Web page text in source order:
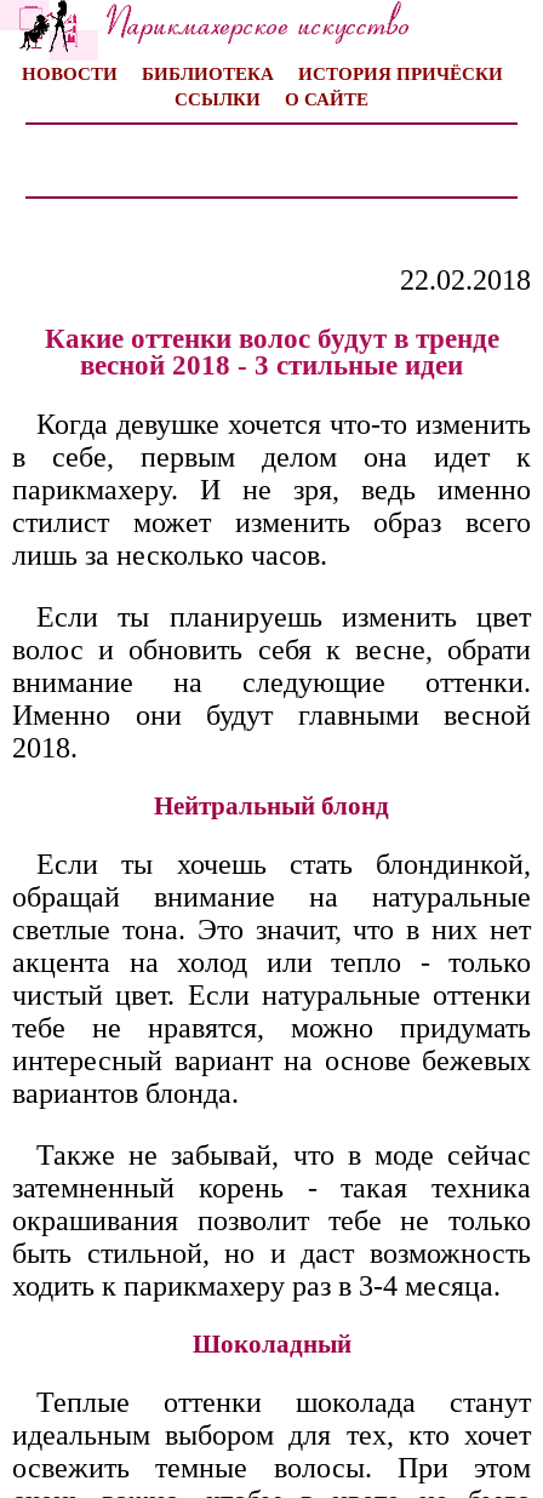
НОВОСТИ БИБЛИОТЕКА
ИСТОРИЯ ПРИЧЁСКИ
ССЫЛКИ
О САЙТЕ
22.02.2018
Какие оттенки волос будут в тренде
весной 2018 - 3 стильные идеи
Когда девушке хочется что-то изменить
в себе, первым делом она идет к
парикмахеру. И не зря, ведь именно
стилист может изменить образ всего
лишь за несколько часов.
Если ты планируешь изменить цвет
волос и обновить себя к весне, обрати
внимание на следующие оттенки.
Именно они будут главными весной
2018.
Нейтральный блонд
Если ты хочешь стать блондинкой,
обращай внимание на натуральные
светлые тона. Это значит, что в них нет
акцента на холод или тепло - только
чистый цвет. Если натуральные оттенки
тебе не нравятся, можно придумать
интересный вариант на основе бежевых
вариантов блонда.
Также не забывай, что в моде сейчас
затемненный корень - такая техника
окрашивания позволит тебе не только
быть стильной, но и даст возможность
ходить к парикмахеру раз в 3-4 месяца.
Шоколадный
Теплые оттенки шоколада станут
идеальным выбором для тех, кто хочет
освежить темные волосы. При этом